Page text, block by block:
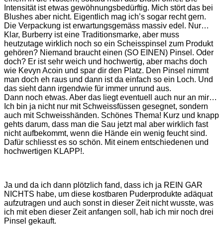
Intensität ist etwas gewöhnungsbedürftig. Mich stört das bei
Blushes aber nicht. Eigentlich mag ich’s sogar recht gern.
Die Verpackung ist erwartungsgemäss massiv edel. Nur…
Klar, Burberry ist eine Traditionsmarke, aber muss
heutzutage wirklich noch so ein Scheisspinsel zum Produkt
gehören? Niemand braucht einen (SO EINEN) Pinsel. Oder
doch? Er ist sehr weich und hochwertig, aber machs doch
wie Kevyn Acoin und spar dir den Platz. Den Pinsel nimmt
man doch eh raus und dann ist da einfach so ein Loch. Und
das sieht dann irgendwie für immer unrund aus.
Dann noch etwas. Aber das liegt eventuell auch nur an mir…
Ich bin ja nicht nur mit Schweissfüssen gesegnet, sondern
auch mit Schweisshänden. Schönes Thema! Kurz und knapp
gehts darum, dass man die Sau jetzt mal aber wirklich fast
nicht aufbekommt, wenn die Hände ein wenig feucht sind.
Dafür schliesst es so schön. Mit einem entschiedenen und
hochwertigen KLAPP!.
Ja und da ich dann plötzlich fand, dass ich ja REIN GAR
NICHTS habe, um diese kostbaren Puderprodukte adäquat
aufzutragen und auch sonst in dieser Zeit nicht wusste, was
ich mit eben dieser Zeit anfangen soll, hab ich mir noch drei
Pinsel gekauft.